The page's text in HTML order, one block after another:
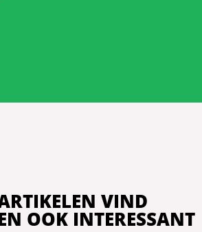
VIND
OOK INTERESSANT